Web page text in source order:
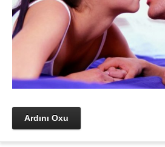
Ardını Oxu